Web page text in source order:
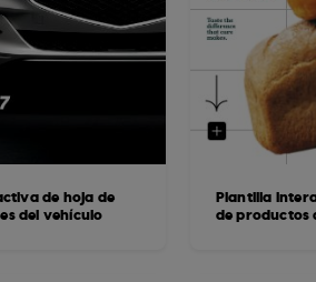
de hoja de
del vehículo
Plantilla
de productos